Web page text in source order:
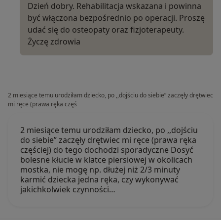
Dzień dobry. Rehabilitacja wskazana i powinna
być włączona bezpośrednio po operacji. Proszę
udać się do osteopaty oraz fizjoterapeuty.
Życzę zdrowia
2 miesiące temu urodziłam dziecko, po ,,dojściu do siebie” zaczęły drętwiec
mi ręce (prawa ręka częś
2 miesiące temu urodziłam dziecko, po ,,dojściu
do siebie” zaczęły drętwiec mi ręce (prawa ręka
częściej) do tego dochodzi sporadyczne Dosyć
bolesne kłucie w klatce piersiowej w okolicach
mostka, nie mogę np. dłużej niż 2/3 minuty
karmić dziecka jedna ręka, czy wykonywać
jakichkolwiek czynności…